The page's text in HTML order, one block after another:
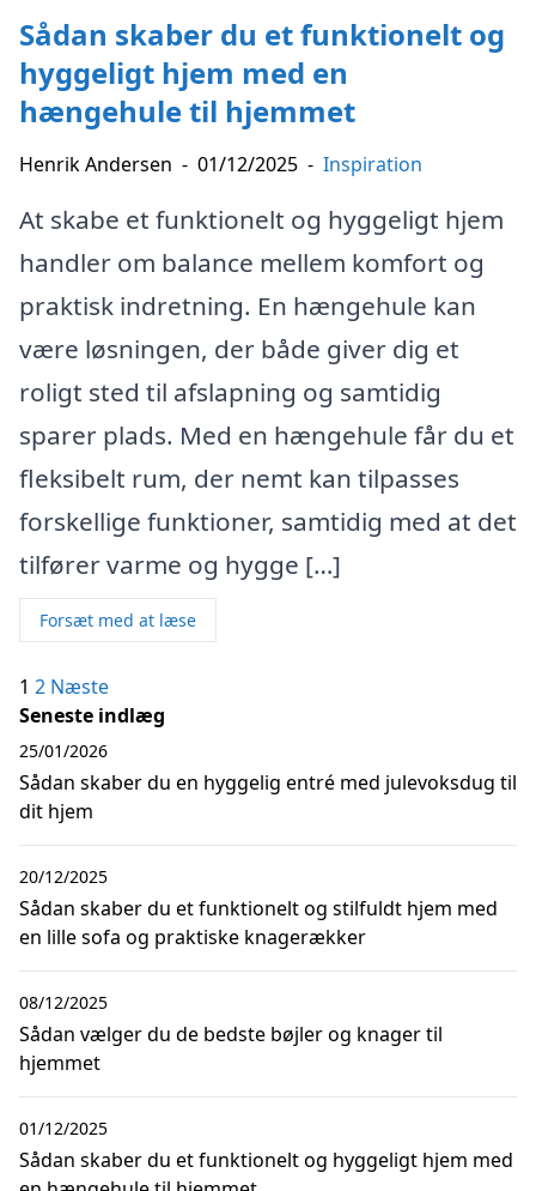
Sådan skaber du et funktionelt og
hyggeligt hjem med en
hængehule til hjemmet
Henrik Andersen - 01/12/2025 - Inspiration
At skabe et funktionelt og hyggeligt hjem
handler om balance mellem komfort og
praktisk indretning. En hængehule kan
være løsningen, der både giver dig et
roligt sted til afslapning og samtidig
sparer plads. Med en hængehule får du et
fleksibelt rum, der nemt kan tilpasses
forskellige funktioner, samtidig med at det
tilfører varme og hygge […]
Forsæt med at læse
Indlægsinddeling
1 2 Næste
Seneste indlæg
Sådan skaber du en hyggelig entré med julevoksdug til
dit hjem
25/01/2026
Sådan skaber du et funktionelt og stilfuldt hjem med
en lille sofa og praktiske knagerækker
20/12/2025
Sådan vælger du de bedste bøjler og knager til
hjemmet
08/12/2025
Sådan skaber du et funktionelt og hyggeligt hjem med
01/12/2025